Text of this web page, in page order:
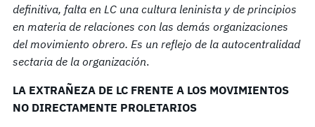
definitiva, falta en LC una cultura leninista y de principios
en materia de relaciones con las demás organizaciones
del movimiento obrero. Es un reflejo de la autocentralidad
sectaria de la organización.
LA EXTRAÑEZA DE LC FRENTE A LOS MOVIMIENTOS
NO DIRECTAMENTE PROLETARIOS